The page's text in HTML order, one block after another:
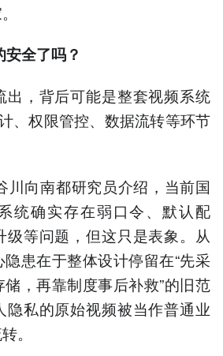
全了吗？
出，背后可能是整套视频系统
、权限管控、数据流转等环节
川向南都研究员介绍，当前国
统确实存在弱口令、默认配
级等问题，但这只是表象。从
患在于整体设计停留在“先采
，再靠制度事后补救”的旧范
隐私的原始视频被当作普通业
。